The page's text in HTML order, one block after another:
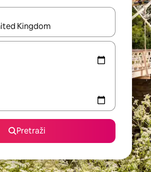
rezultati, moći ćete ih pregledati koristeći
Pretraži